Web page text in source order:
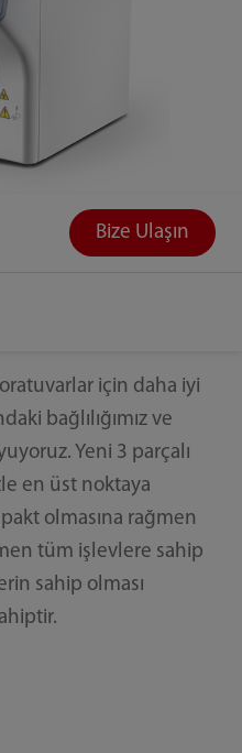
Bize Ulaşın
için daha iyi
bağlılığımız ve
Yeni 3 parçalı
en üst noktaya
olmasına rağmen
tüm işlevlere sahip
sahip olması